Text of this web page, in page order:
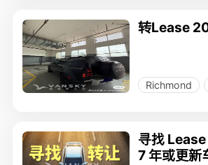
转Lease
Richmond
寻找
7 年或更新